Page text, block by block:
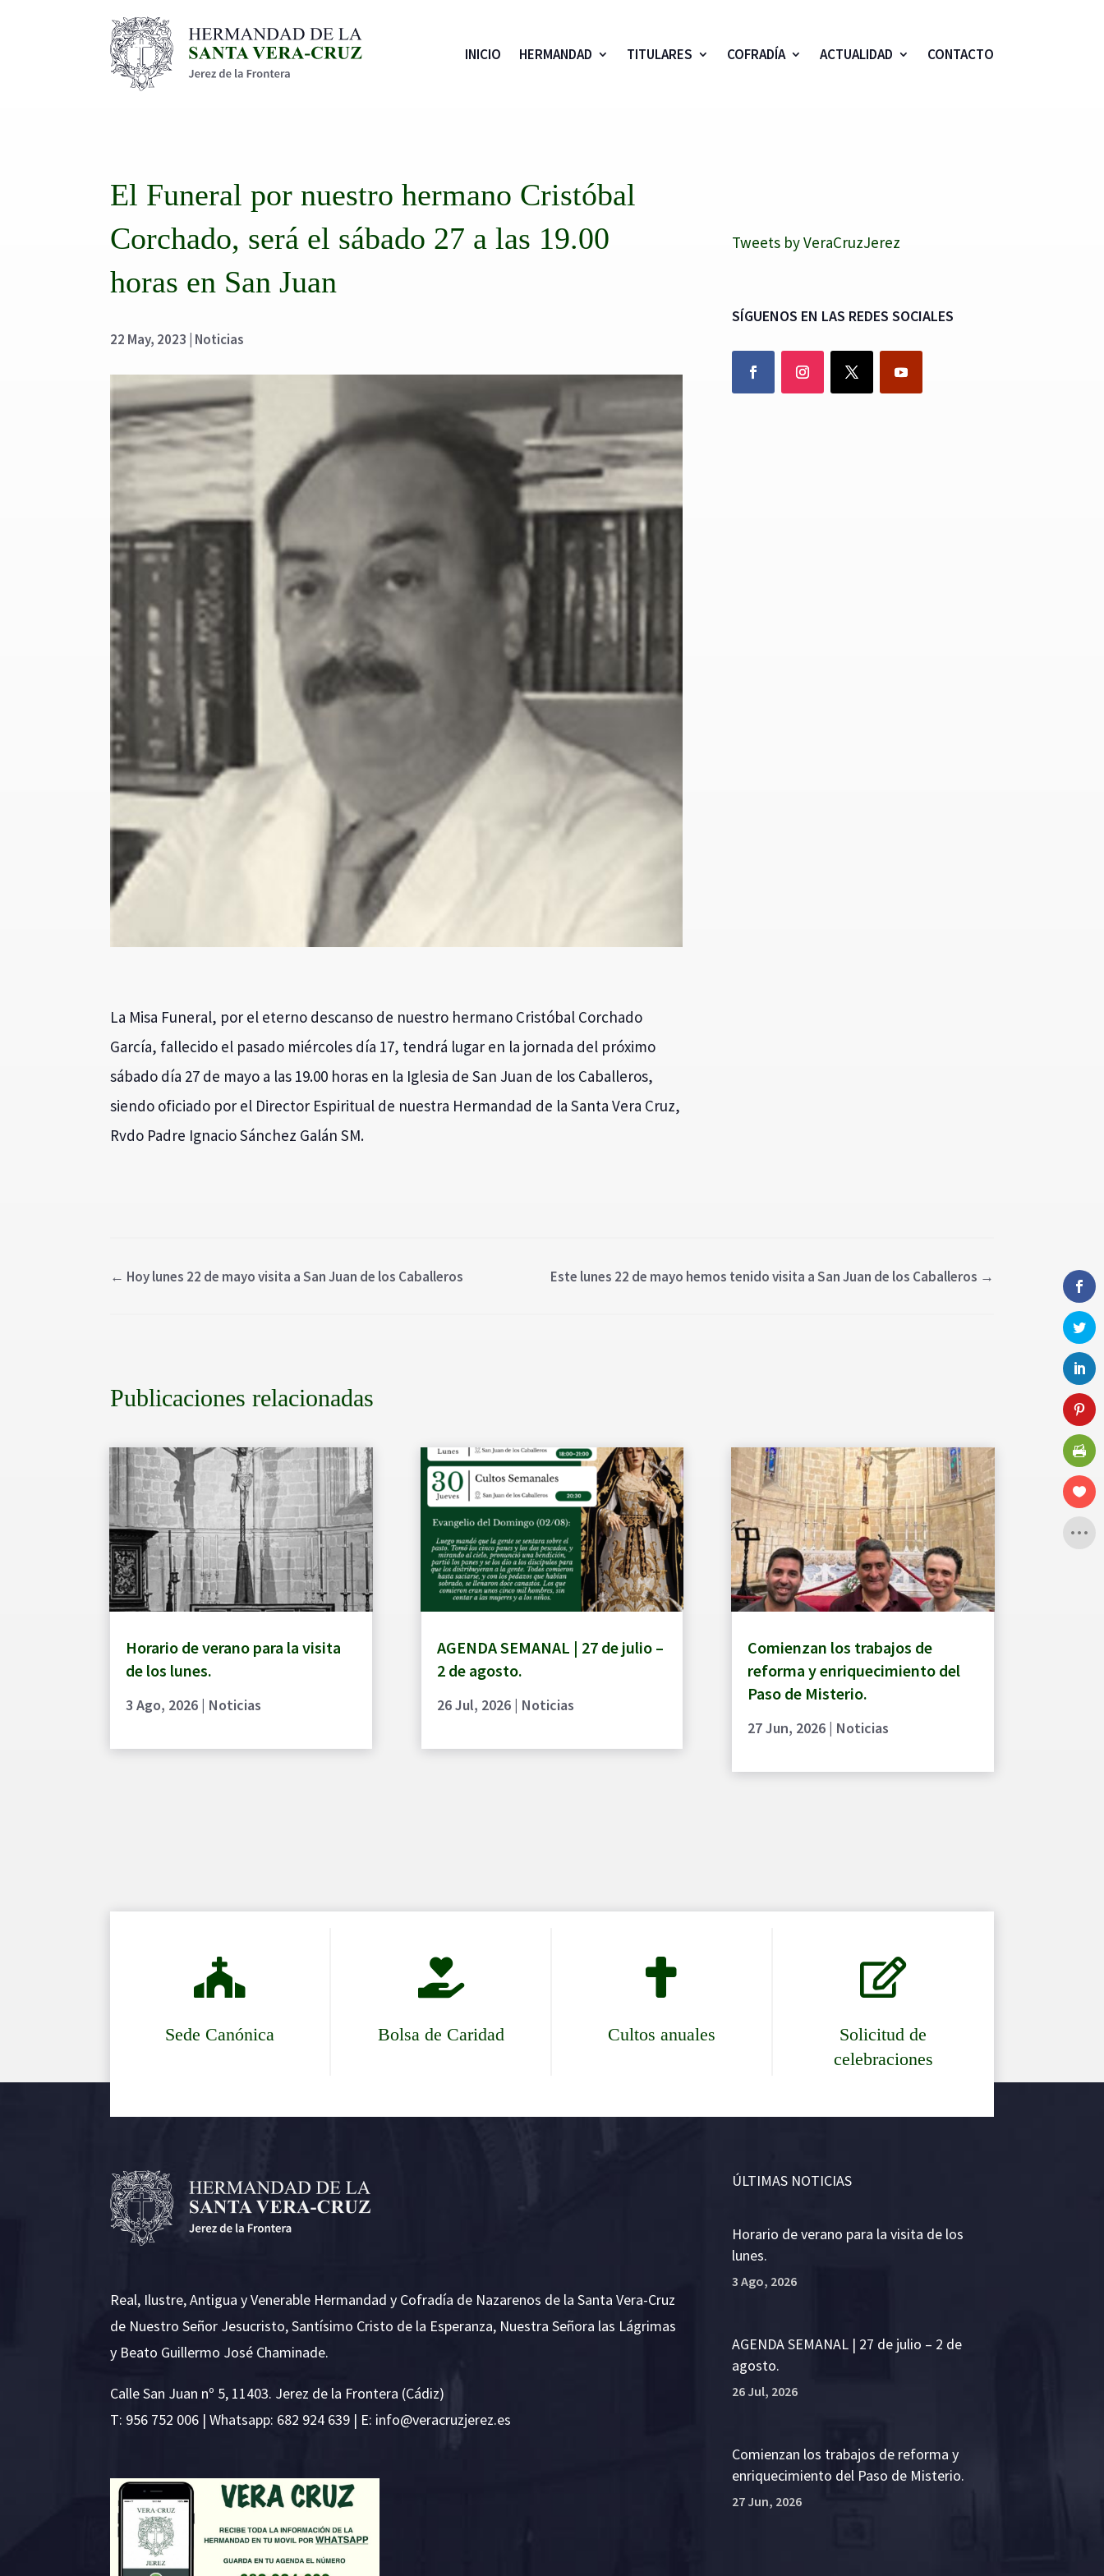
INICIO HERMANDAD TITULARES COFRADÍA ACTUALIDAD CONTACTO
El Funeral por nuestro hermano Cristóbal
Corchado, será el sábado 27 a las 19.00
horas en San Juan
22 May, 2023 Noticias
La Misa Funeral, por el eterno descanso de nuestro hermano Cristóbal Corchado
García, fallecido el pasado miércoles día 17, tendrá lugar en la jornada del próximo
sábado día 27 de mayo a las 19.00 horas en la Iglesia de San Juan de los Caballeros,
siendo oficiado por el Director Espiritual de nuestra Hermandad de la Santa Vera Cruz,
Rvdo Padre Ignacio Sánchez Galán SM.
Tweets by VeraCruzJerez
SÍGUENOS EN LAS REDES SOCIALES
← Hoy lunes 22 de mayo visita a San Juan de los Caballeros Este lunes 22 de mayo hemos tenido visita a San Juan de los Caballeros →
Publicaciones relacionadas
Horario de verano para la visita
de los lunes.
3 Ago, 2026 | Noticias
AGENDA SEMANAL | 27 de julio –
2 de agosto.
26 Jul, 2026| Noticias
Comienzan los trabajos de
reforma y enriquecimiento del
Paso de Misterio.
27 Jun, 2026| Noticias

Sede Canónica

Bolsa de Caridad

Cultos anuales

Solicitud de
celebraciones
Real, Ilustre, Antigua y Venerable Hermandad y Cofradía de Nazarenos de la Santa Vera-Cruz
de Nuestro Señor Jesucristo, Santísimo Cristo de la Esperanza, Nuestra Señora las Lágrimas
y Beato Guillermo José Chaminade.
Calle San Juan nº 5, 11403. Jerez de la Frontera (Cádiz)
T: 956 752 006 | Whatsapp: 682 924 639 | E: se.ze
rejzu
rcare
v@ofn
i
ÚLTIMAS NOTICIAS
Horario de verano para la visita de los
lunes.
3 Ago, 2026
AGENDA SEMANAL | 27 de julio – 2 de
agosto.
26 Jul, 2026
Comienzan los trabajos de reforma y
enriquecimiento del Paso de Misterio.
27 Jun, 2026